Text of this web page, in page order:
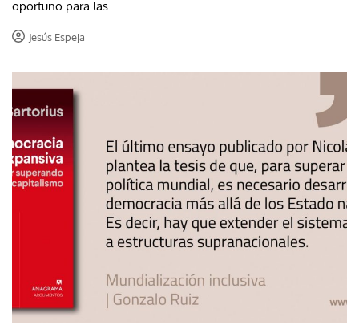
oportuno para las
Jesús Espeja